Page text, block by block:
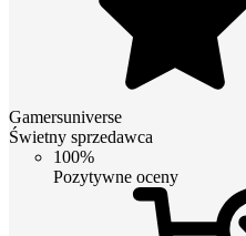
Gamersuniverse
Świetny sprzedawca
100%
Pozytywne oceny